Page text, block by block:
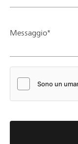
Messaggio*